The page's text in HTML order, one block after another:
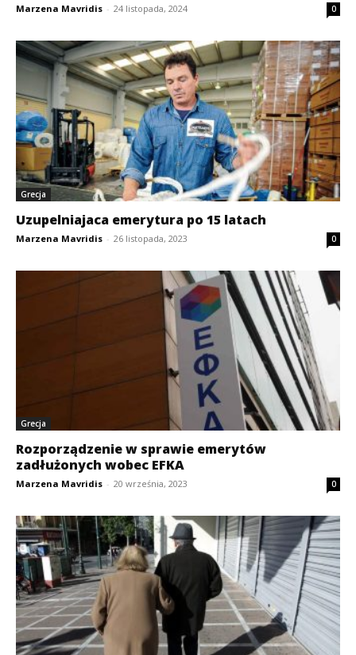
Marzena Mavridis - 24 listopada, 2024 0
Grecja
Uzupelniajaca emerytura po 15 latach
Marzena Mavridis - 26 listopada, 2023 0
Grecja
Rozporządzenie w sprawie emerytów
zadłużonych wobec EFKA
Marzena Mavridis - 20 września, 2023 0